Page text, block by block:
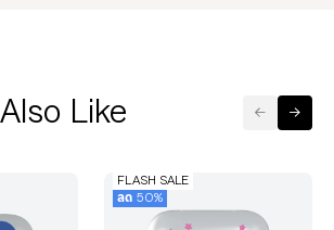
Like
FLASH SALE
ลด 50%